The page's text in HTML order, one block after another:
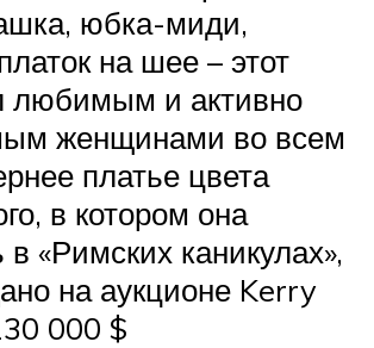
юбка-миди,
на шее – этот
любимым и активно
женщинами во всем
платье цвета
в котором она
«Римских каникулах»,
на аукционе Kerry
000 $